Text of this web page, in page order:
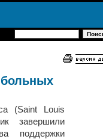
больных
(Saint Louis
завершили
поддержки